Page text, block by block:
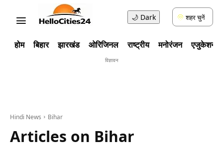
🌙 Dark शहर चुनें
होम बिहार झारखंड ओरिजिनल राष्ट्रीय मनोरंजन एजुकेशन
विज्ञावन
Hindi News Bihar
Articles on Bihar